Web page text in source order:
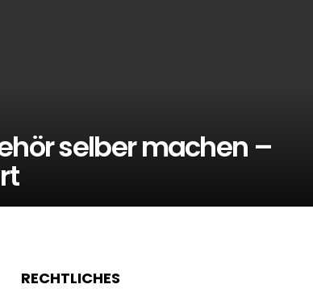
selber machen –
RECHTLICHES